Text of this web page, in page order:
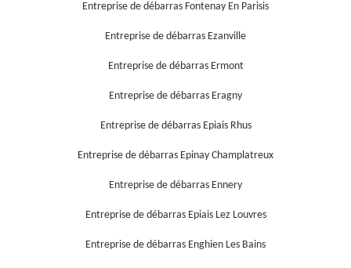
Entreprise de débarras Fontenay En Parisis
Entreprise de débarras Ezanville
Entreprise de débarras Ermont
Entreprise de débarras Eragny
Entreprise de débarras Epiais Rhus
Entreprise de débarras Epinay Champlatreux
Entreprise de débarras Ennery
Entreprise de débarras Epiais Lez Louvres
Entreprise de débarras Enghien Les Bains